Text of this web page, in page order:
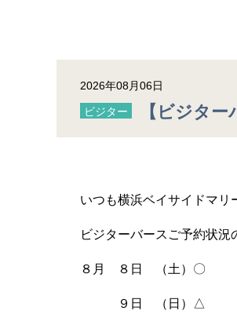
2026年08月06日
ビジター 【ビジタ
いつも横浜ベイサイドマリ
ビジターバースご予約状況
８月 ８日 （土）〇
９日 （日）△